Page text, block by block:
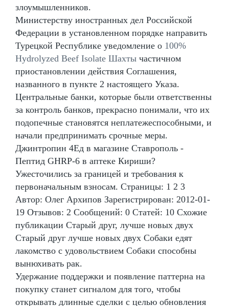
злоумышленников.
Министерству иностранных дел Российской
Федерации в установленном порядке направить
Турецкой Республике уведомление о 100%
Hydrolyzed Beef Isolate Шахты частичном
приостановлении действия Соглашения,
названного в пункте 2 настоящего Указа.
Центральные банки, которые были ответственны
за контроль банков, прекрасно понимали, что их
подопечные становятся неплатежеспособными, и
начали предпринимать срочные меры.
Джинтропин 4Ед в магазине Ставрополь -
Пептид GHRP-6 в аптеке Кириши?
Ужесточились за границей и требования к
первоначальным взносам. Страницы: 1 2 3
Автор: Олег Архипов Зарегистрирован: 2012-01-
19 Отзывов: 2 Сообщений: 0 Статей: 10 Схожие
публикации Старый друг, лучше новых двух
Старый друг лучше новых двух Собаки едят
лакомство с удовольствием Собаки способны
вынюхивать рак.
Удержание поддержки и появление паттерна на
покупку станет сигналом для того, чтобы
открывать длинные сделки с целью обновления